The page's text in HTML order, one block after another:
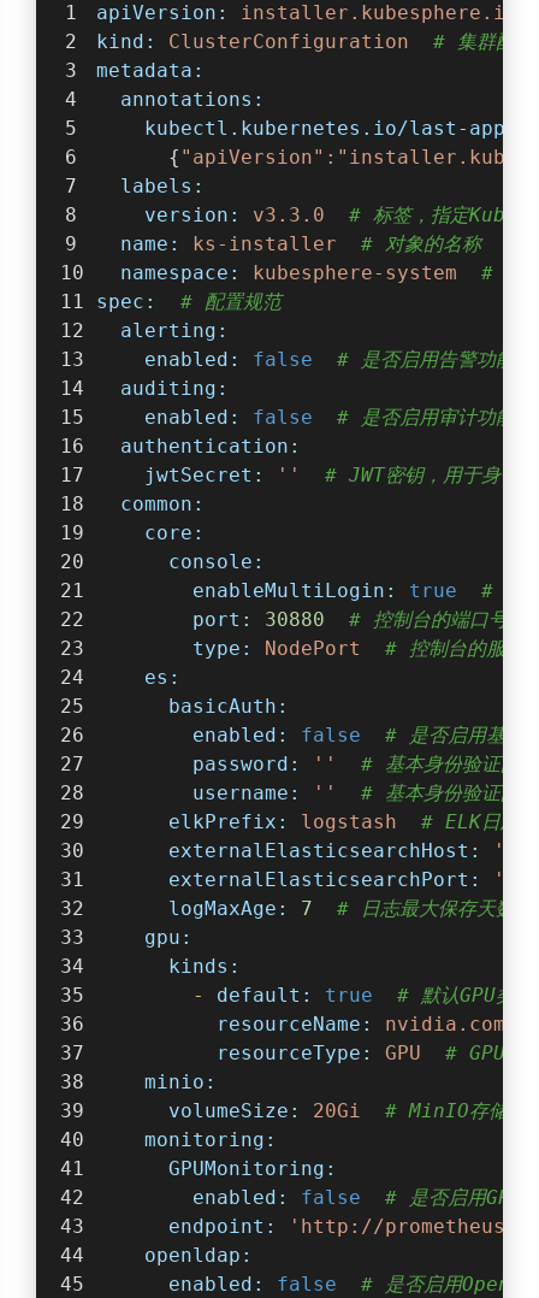
apiVersion:
installer.kubesphere.io/
kind:
ClusterConfiguration
# 集群配置
metadata:
annotations:
kubectl.kubernetes.io/last-
      {
"apiVersion"
labels:
version:
v3.3.0
# 标签，指定
name:
ks-installer
# 对象的名称
namespace:
kubesphere-system
# 对
spec:
# 配置规范
alerting:
enabled:
false
# 是否启用告警功能
auditing:
enabled:
false
# 是否启用审计功能
authentication:
jwtSecret:
''
# JWT密钥，用于身份
common:
core:
console:
enableMultiLogin:
true
# 是
port:
30880
# 控制台的端口号
type:
NodePort
# 控制台的服务
es:
basicAuth:
enabled:
false
# 是否启用基本
password:
''
# 基本身份验证的
username:
''
# 基本身份验证的
elkPrefix:
logstash
# ELK日志
externalElasticsearchHost:
''
externalElasticsearchPort:
''
logMaxAge:
7
# 日志最大保存天数
gpu:
kinds:
-
default: true
# 默认GPU类型
resourceName:
nvidia.com/
resourceType:
GPU
# GPU资
minio:
volumeSize:
20Gi
# MinIO存储卷
monitoring:
GPUMonitoring:
enabled:
false
# 是否启用GPU
endpoint:
'http://prometheus-
openldap:
enabled:
false # 是否启用